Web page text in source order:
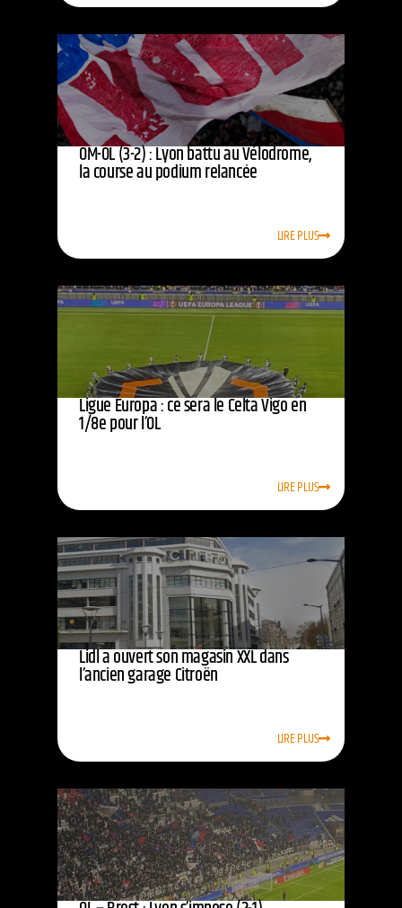
OM-OL (3-2) : Lyon battu au Vélodrome,
la course au podium relancée
LIRE PLUS
Ligue Europa : ce sera le Celta Vigo en
1/8e pour l’OL
LIRE PLUS
Lidl a ouvert son magasin XXL dans
l’ancien garage Citroën
LIRE PLUS